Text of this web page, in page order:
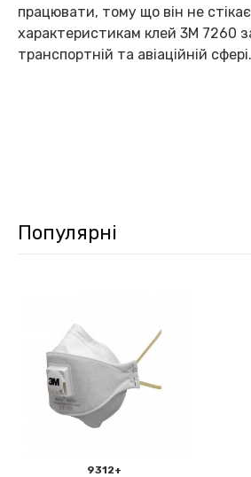
працювати, тому що він не
характеристикам клей 3М 7260
транспортній та авіаційній сфері.
Популярні
9312+